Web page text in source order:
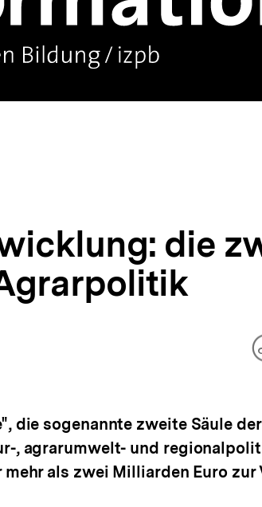
die
die sogenannte zweite Säule
, agrarumwelt- und
als zwei Milliarden Euro zur